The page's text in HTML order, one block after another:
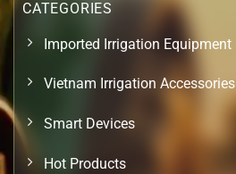
CATEGORIES
Imported Irrigation Equipment
Vietnam Irrigation Accessories
Smart Devices
Hot Products